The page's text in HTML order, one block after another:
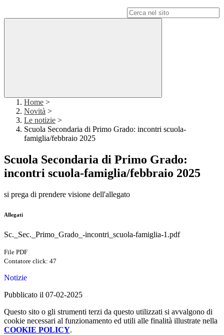
Home >
Novità >
Le notizie >
Scuola Secondaria di Primo Grado: incontri scuola-
famiglia/febbraio 2025
Scuola Secondaria di Primo Grado:
incontri scuola-famiglia/febbraio 2025
si prega di prendere visione dell'allegato
Allegati
Sc._Sec._Primo_Grado_-incontri_scuola-famiglia-1.pdf
File PDF
Contatore click: 47
Notizie
Pubblicato il 07-02-2025
Questo sito o gli strumenti terzi da questo utilizzati si avvalgono di
cookie necessari al funzionamento ed utili alle finalità illustrate nella
COOKIE POLICY.